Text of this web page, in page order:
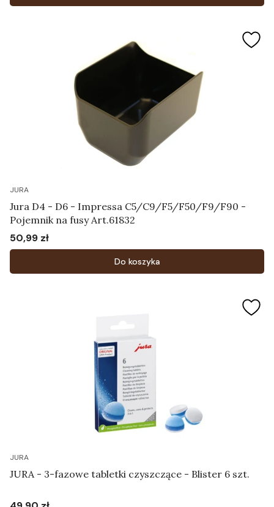
JURA
Jura D4 - D6 - Impressa C5/C9/F5/F50/F9/F90 -
Pojemnik na fusy Art.61832
Cena
50,99 zł
Do koszyka
JURA
JURA - 3-fazowe tabletki czyszczące - Blister 6 szt.